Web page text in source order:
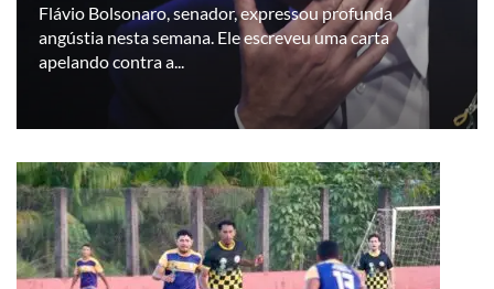
Flávio Bolsonaro, senador, expressou profunda
angústia nesta semana. Ele escreveu uma carta
apelando contra a...